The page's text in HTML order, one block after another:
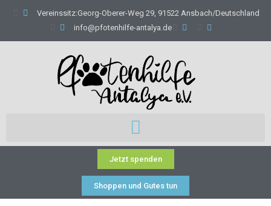
Vereinssitz:Georg-Oberer-Weg 29, 91522 Ansbach/Deutschland
info@pfotenhilfe-antalya.de
Jetzt spenden
Shoppen und Gutes tun